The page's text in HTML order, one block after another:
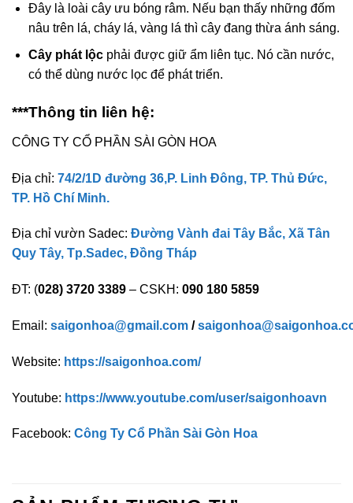
Đây là loài cây ưu bóng râm. Nếu bạn thấy những đốm
nâu trên lá, cháy lá, vàng lá thì cây đang thừa ánh sáng.
Cây phát lộcphải được giữ ẩm liên tục. Nó cần nước,
có thể dùng nước lọc để phát triển.
***Thông tin liên hệ:
CÔNG TY CỔ PHẦN SÀI GÒN HOA
Địa chỉ: 74/2/1D đường 36,P. Linh Đông, TP. Thủ Đức,
TP. Hồ Chí Minh.
Địa chỉ vườn Sadec: Đường Vành đai Tây Bắc, Xã Tân
Quy Tây, Tp.Sadec, Đồng Tháp
ĐT: (028) 3720 3389 – CSKH: 090 180 5859
Email: saigonhoa@gmail.com /
Website: https://saigonhoa.com/
Youtube: https://www.youtube.com/user/saigonhoavn
Facebook: Công Ty Cổ Phần Sài Gòn Hoa